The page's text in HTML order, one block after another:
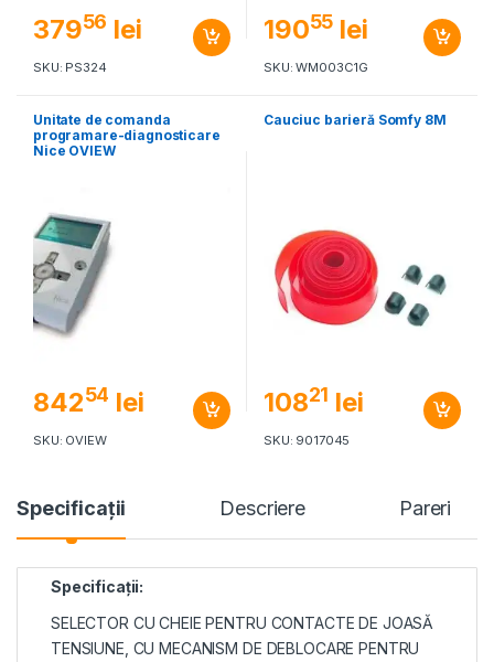
37956 lei
SKU: PS324
19055 lei
SKU: WM003C1G
Unitate de comanda
programare-diagnosticare
Nice OVIEW
84254 lei
SKU: OVIEW
Cauciuc barieră Somfy 8M
10821 lei
SKU: 9017045
Specificaţii Descriere Pareri
Specificaţii:
SELECTOR CU CHEIE PENTRU CONTACTE DE JOASĂ
TENSIUNE, CU MECANISM DE DEBLOCARE PENTRU